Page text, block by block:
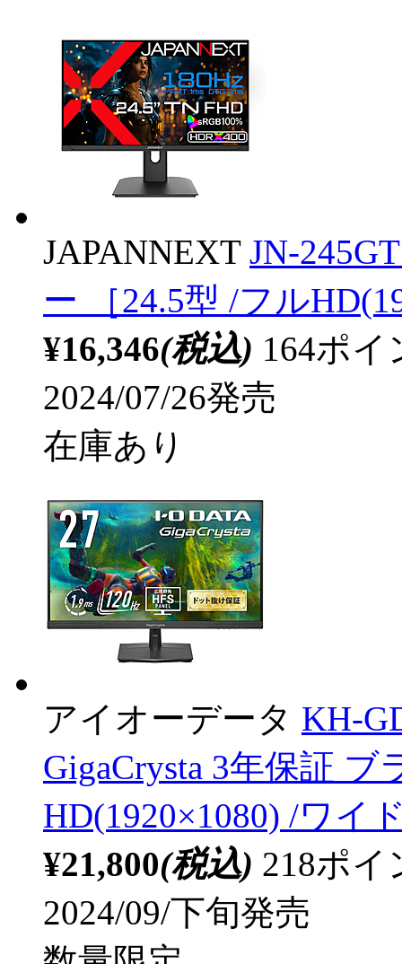
JAPANNEXT JN-
ー ［24.5型 /フル
¥16,346(税込) 164ポ
2024/07/26発売
在庫あり
アイオーデータ KH-
GigaCrysta 3年保証
HD(1920×1080) /ワイ
¥21,800(税込) 218ポ
2024/09/下旬発売